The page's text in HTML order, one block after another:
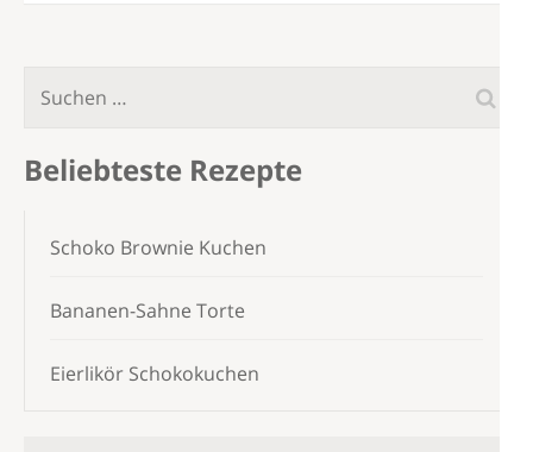
Suchen
Beliebteste Rezepte
Schoko Brownie Kuchen
Bananen-Sahne Torte
Eierlikör Schokokuchen